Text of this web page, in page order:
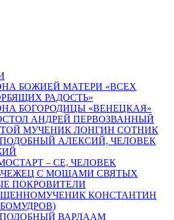
БОЖИЕЙ МАТЕРИ «ВСЕХ
РАДОСТЬ»
БОГОРОДИЦЫ «ВЕНЕЦКАЯ»
АНДРЕЙ ПЕРВОЗВАННЫЙ
МУЧЕНИК ЛОНГИН СОТНИК
АЛЕКСИЙ, ЧЕЛОВЕК
– СЕ, ЧЕЛОВЕК
С МОЩАМИ СВЯТЫХ
ПОКРОВИТЕЛИ
КОНСТАНТИН
ВАРЛААМ